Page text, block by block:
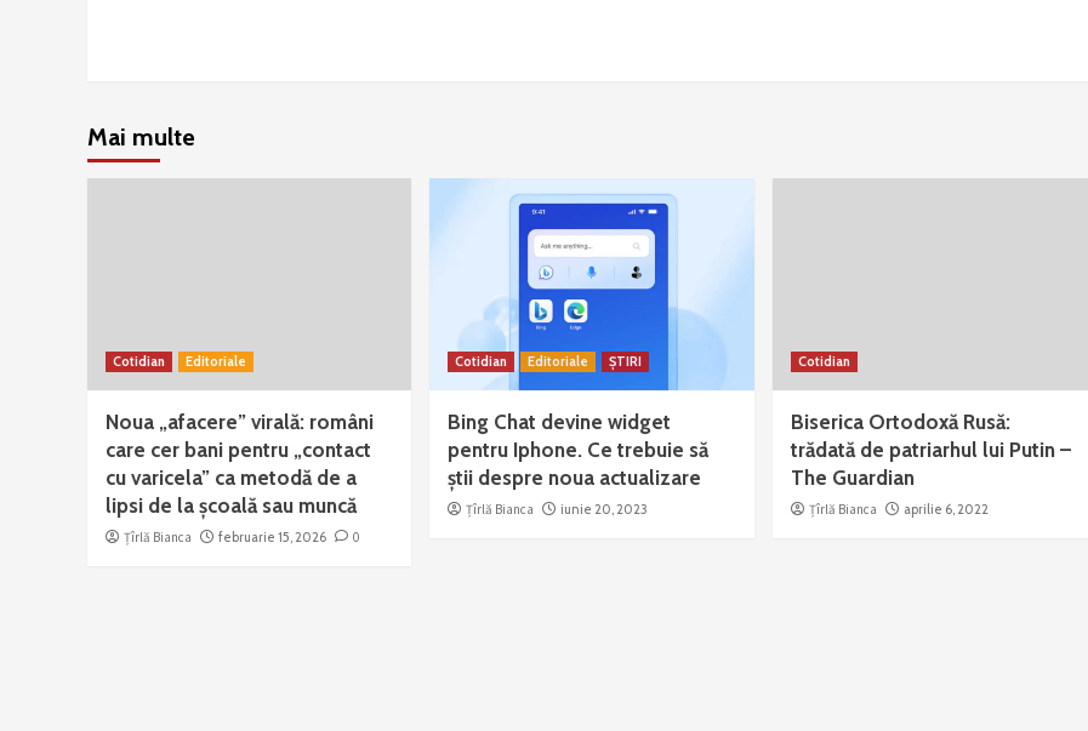
Mai multe
Cotidian Editoriale
Noua „afacere” virală: români
care cer bani pentru „contact
cu varicela” ca metodă de a
lipsi de la școală sau muncă
Țîrlă Bianca februarie 15, 2026 0
Cotidian Editoriale ȘTIRI
Bing Chat devine widget
pentru Iphone. Ce trebuie să
știi despre noua actualizare
Țîrlă Bianca iunie 20, 2023
Cotidian
Biserica Ortodoxă Rusă:
trădată de patriarhul lui Putin –
The Guardian
Țîrlă Bianca aprilie 6, 2022